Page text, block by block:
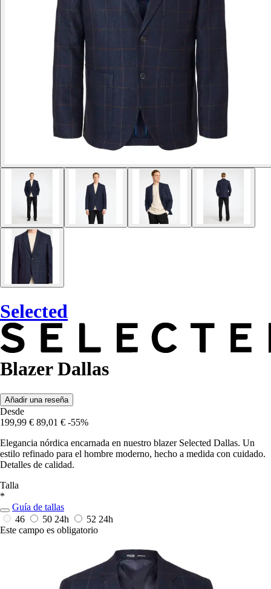
Selected
Blazer Dallas
Añadir una reseña
Desde
199,99 € 89,01 € -55%
Elegancia nórdica encarnada en nuestro blazer Selected Dallas. Un
estilo refinado para el hombre moderno, hecho a medida con cuidado.
Detalles de calidad.
Talla
*
Guía de tallas
46
50 24h 52 24h
Este campo es obligatorio